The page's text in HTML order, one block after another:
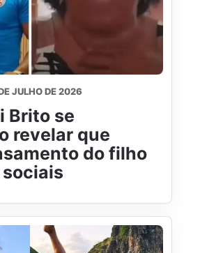
JULHO DE 2026
Brito se
revelar que
do filho